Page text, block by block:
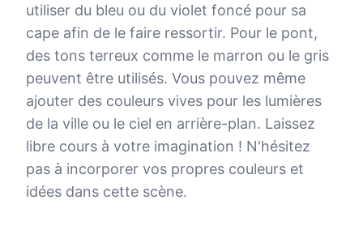
utiliser du bleu ou du violet foncé pour sa
cape afin de le faire ressortir. Pour le pont,
des tons terreux comme le marron ou le gris
peuvent être utilisés. Vous pouvez même
ajouter des couleurs vives pour les lumières
de la ville ou le ciel en arrière-plan. Laissez
libre cours à votre imagination ! N'hésitez
pas à incorporer vos propres couleurs et
idées dans cette scène.